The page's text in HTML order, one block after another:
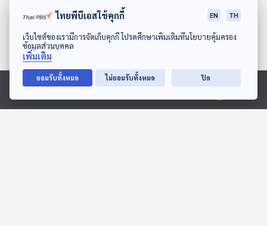
ดาวน์โหลด Thai PBS Podcast Application
Ⓒ 2020 องค์การกระจายเสียงและแพร่ภาพสาธารณะแห่งประเทศไทย
ตอนที่เกี่ยวข้อง
ไทยพีบีเอสใช้คุกกี้ EN TH
เว็บไซต์ของเรามีการจัดเก็บคุกกี้ โปรดศึกษาเพิ่มเติมที่นโยบายคุ้มครอง
ข้อมูลส่วนบุคคล
เพิ่มเติม
ยอมรับทั้งหมด ไม่ยอมรับทั้งหมด ปิด